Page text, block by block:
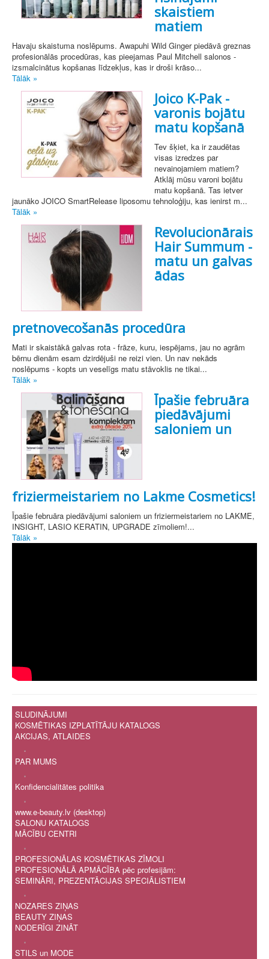
skaistiem
matiem
Havaju skaistuma noslēpums. Awapuhi Wild Ginger piedāvā greznas
profesionālās procedūras, kas pieejamas Paul Mitchell salonos -
izsmalcinātus kopšanas līdzekļus, kas ir droši krāso...
Tālāk »
Joico K-Pak -
varonis bojātu
matu kopšanā
Tev šķiet, ka ir zaudētas
visas izredzes par
nevainojamiem matiem?
Atklāj mūsu varoni bojātu
matu kopšanā. Tas ietver
jaunāko JOICO SmartRelease liposomu tehnoloģiju, kas ienirst m...
Tālāk »
Revolucionārais
Hair Summum -
matu un galvas
ādas
pretnovecošanās procedūra
Mati ir skaistākā galvas rota - frāze, kuru, iespējams, jau no agrām
bērnu dienām esam dzirdējuši ne reizi vien. Un nav nekāds
noslēpums - kopts un veselīgs matu stāvoklis ne tikai...
Tālāk »
Īpašie februāra
piedāvājumi
saloniem un
friziermeistariem no Lakme Cosmetics!
Īpašie februāra piedāvājumi saloniem un friziermeistariem no LAKME,
INSIGHT, LASIO KERATIN, UPGRADE zīmoliem!...
Tālāk »
SLUDINĀJUMI
KOSMĒTIKAS IZPLATĪTĀJU KATALOGS
AKCIJAS, ATLAIDES
.
PAR MUMS
.
Konfidencialitātes politika
.
www.e-beauty.lv (desktop)
SALONU KATALOGS
MĀCĪBU CENTRI
.
PROFESIONĀLAS KOSMĒTIKAS ZĪMOLI
PROFESIONĀLĀ APMĀCĪBA pēc profesijām:
SEMINĀRI, PREZENTĀCIJAS SPECIĀLISTIEM
.
NOZARES ZIŅAS
BEAUTY ZIŅAS
NODERĪGI ZINĀT
.
STILS un MODE